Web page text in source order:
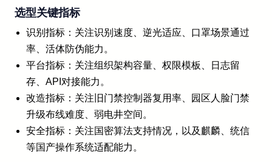
选型关键指标
识别指标：关注识别速度、逆光适应、口罩场景通过
率、活体防伪能力。
平台指标：关注组织架构容量、权限模板、日志留
存、API对接能力。
改造指标：关注旧门禁控制器复用率、园区人脸门禁
升级布线难度、弱电井空间。
安全指标：关注国密算法支持情况，以及麒麟、统信
等国产操作系统适配能力。